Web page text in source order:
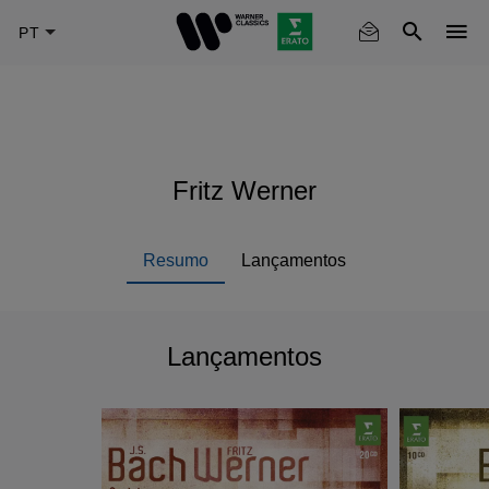
Fritz Werner
Resumo Lançamentos
Lançamentos